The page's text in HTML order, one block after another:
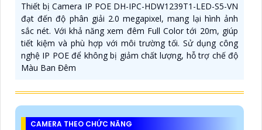
Thiết bị Camera IP POE DH-IPC-HDW1239T1-LED-S5-VN
đạt đến độ phân giải 2.0 megapixel, mang lại hình ảnh
sắc nét. Với khả năng xem đêm Full Color tới 20m, giúp
tiết kiệm và phù hợp với môi trường tối. Sử dụng công
nghệ IP POE để không bị giảm chất lượng, hỗ trợ chế độ
Màu Ban Đêm
CAMERA THEO CHỨC NĂNG